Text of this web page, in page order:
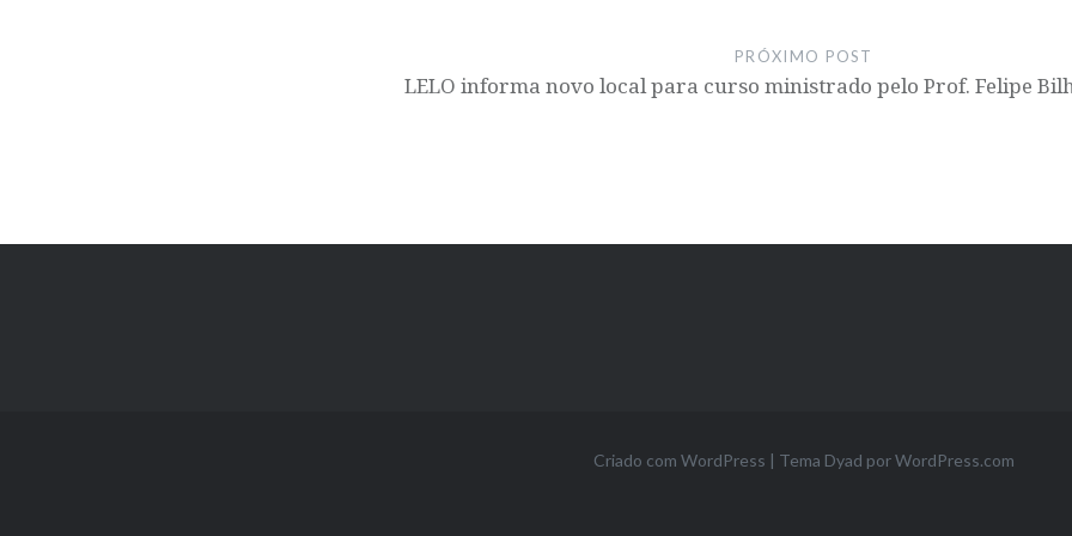
PRÓXIMO POST
LELO informa novo local para curso ministrado pelo Prof. Felipe
Criado com WordPress | Tema Dyad porWordPress.com